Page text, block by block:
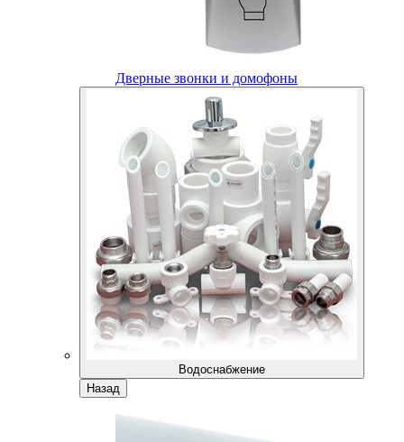
Дверные звонки и домофоны
Водоснабжение
Назад